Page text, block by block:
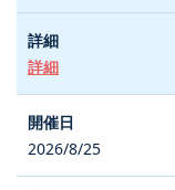
詳細
2026/8/25